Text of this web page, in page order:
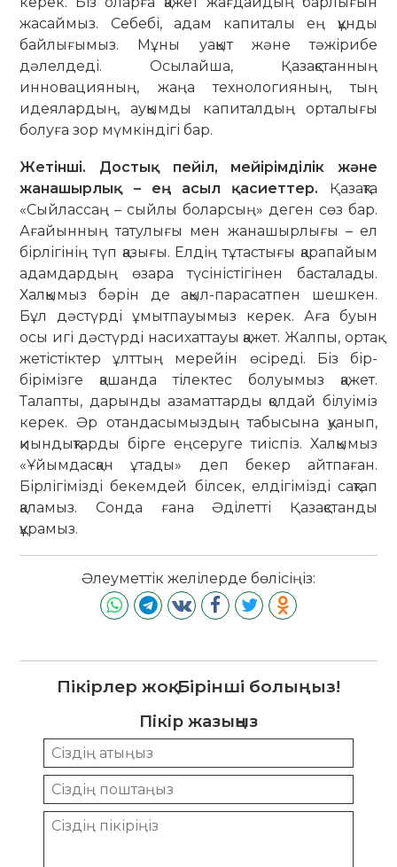
жасаймыз. Себебі, адам капиталы ең құнды
байлығымыз. Мұны уақыт және тәжірибе
дәлелдеді. Осылайша, Қазақстанның
инновацияның, жаңа технологияның, тың
идеялардың, ауқымды капиталдың орталығы
болуға зор мүмкіндігі бар.
Жетінші. Достық пейіл, мейірімділік және
жанашырлық – ең асыл қасиеттер.
Қазақта
«Сыйлассаң – сыйлы боларсың» деген сөз бар.
Ағайынның татулығы мен жанашырлығы – ел
бірлігінің түп қазығы. Елдің тұтастығы қарапайым
адамдардың өзара түсіністігінен басталады.
Халқымыз бәрін де ақыл-парасатпен шешкен.
Бұл дәстүрді ұмытпауымыз керек. Аға буын
осы игі дәстүрді насихаттауы қажет. Жалпы, ортақ
жетістіктер ұлттың мерейін өсіреді. Біз бір-
бірімізге қашанда тілектес болуымыз қажет.
Талапты, дарынды азаматтарды қолдай білуіміз
керек. Әр отандасымыздың табысына қуанып,
қиындықтарды бірге еңсеруге тиіспіз. Халқымыз
«Ұйымдасқан ұтады» деп бекер айтпаған.
Бірлігімізді бекемдей білсек, елдігімізді сақтап
қаламыз. Сонда ғана Әділетті Қазақстанды
құрамыз.
Әлеуметтік желілерде бөлісіңіз:
Пікірлер жоқ. Бірінші болыңыз!
Пікір жазыңыз